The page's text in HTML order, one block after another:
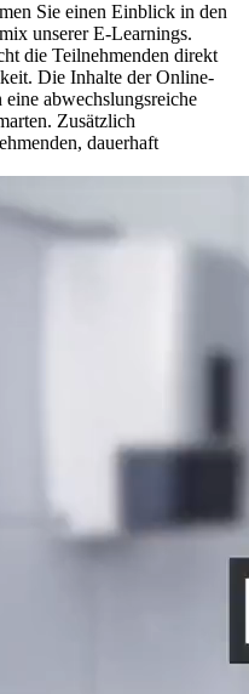
Sie einen Einblick in den
unserer E-Learnings.
die Teilnehmenden direkt
Die Inhalte der Online-
abwechslungsreiche
Zusätzlich
dauerhaft